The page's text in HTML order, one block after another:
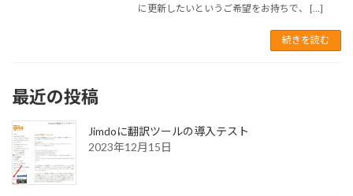
に更新したいというご希望をお持ちで、 […]
続きを読む
最近の投稿
Jimdoに翻訳ツールの導入テスト
2023年12月15日